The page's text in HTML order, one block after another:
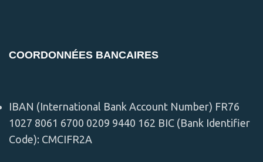
COORDONNÉES BANCAIRES
IBAN (International Bank Account Number) FR76
1027 8061 6700 0209 9440 162 BIC (Bank Identifier
Code): CMCIFR2A